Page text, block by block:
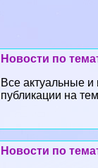
Новости по
Все актуальные
публикации на
Новости по